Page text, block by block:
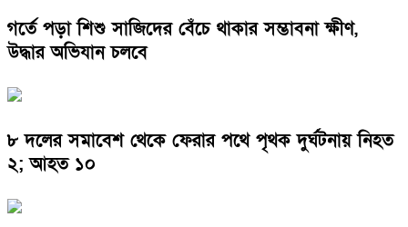
গর্তে পড়া শিশু সাজিদের বেঁচে থাকার সম্ভাবনা ক্ষীণ,
উদ্ধার অভিযান চলবে
৮ দলের সমাবেশ থেকে ফেরার পথে পৃথক দুর্ঘটনায় নিহত
২; আহত ১০